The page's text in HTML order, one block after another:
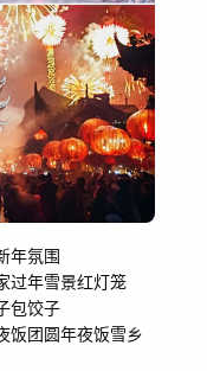
年氛围
过年雪景红灯笼
包饺子
饭团圆年夜饭雪乡